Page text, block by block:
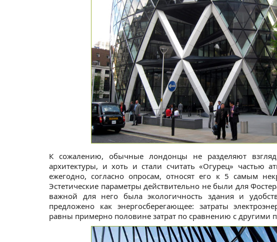
К сожалению, обычные лондонцы не разделяют
архитектуры, и хоть и стали считать «Огурец» частью
ежегодно, согласно опросам, относят его к 5 самым
Эстетические параметры действительно не были для
важной для него была экологичность здания и
предложено как энергосберегающее: затраты
равны примерно половине затрат по сравнению с другими